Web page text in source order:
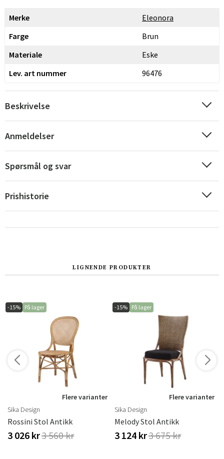
Danmark
Norge
Merke
Eleonora
Farge
Brun
Materiale
Eske
Lev. art nummer
96476
Beskrivelse
Anmeldelser
Spørsmål og svar
Prishistorie
LIGNENDE PRODUKTER
-15% På lager
Flere varianter
Sika Design
Rossini Stol Antikk
3 026 kr3 560 kr
-15% På lager
Flere varianter
Sika Design
Melody Stol Antikk
3 124 kr3 675 kr